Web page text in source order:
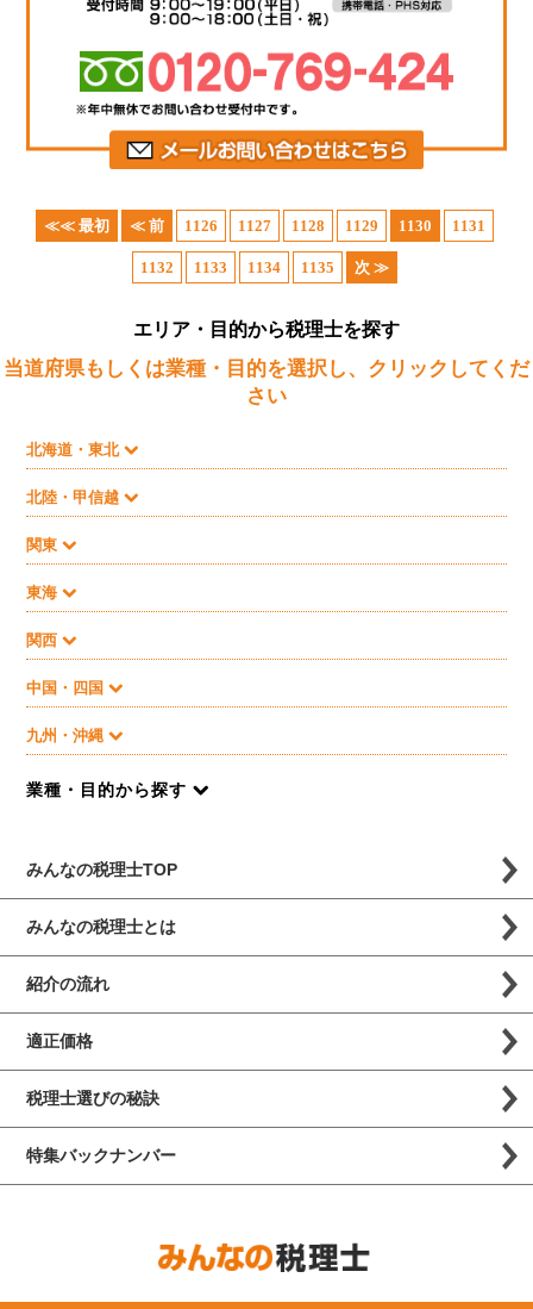
≪≪ 最初 ≪ 前 1126 1127 1128 1129 1130 1131
1132 1133 1134 1135 次 ≫
エリア・目的から税理士を探す
当道府県もしくは業種・目的を選択し、クリックしてくだ
さい
北海道・東北
北陸・甲信越
関東
東海
関西
中国・四国
九州・沖縄
業種・目的から探す
みんなの税理士TOP
みんなの税理士とは
紹介の流れ
適正価格
税理士選びの秘訣
特集バックナンバー